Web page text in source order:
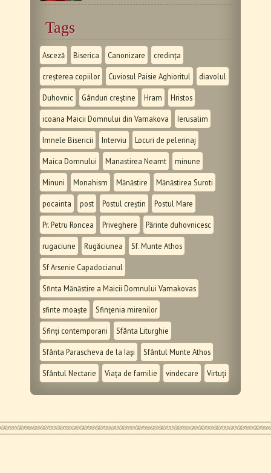
Tags
Asceză Biserica Canonizare credința
creșterea copiilor Cuviosul Paisie Aghioritul diavolul
Duhovnic Gânduri creștine Hram Hristos
icoana Maicii Domnului din Varnakova Ierusalim
Imnele Bisericii Interviu Locuri de pelerinaj
Maica Domnului Manastirea Neamt minune
Minuni Monahism Mănăstire Mănăstirea Suroti
pocainta post Postul creștin Postul Mare
Pr. Petru Roncea Priveghere Părinte duhovnicesc
rugaciune Rugăciunea Sf. Munte Athos
Sf Arsenie Capadocianul
Sfinta Mănăstire a Maicii Domnului Varnakovas
sfinte moaște Sfinţenia mirenilor
Sfinți contemporani Sfânta Liturghie
Sfânta Parascheva de la Iași Sfântul Munte Athos
Sfântul Nectarie Viața de familie vindecare Virtuți